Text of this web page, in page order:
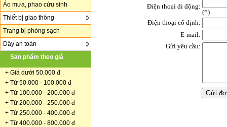
Áo mưa, phao cứu sinh
Thiết bị giao thông
Trang bị phòng sạch
Dây an toàn
Sản phẩm theo giá
+ Giá dưới 50.000 đ
+ Từ 50.000 - 100.000 đ
+ Từ 100.000 - 200.000 đ
+ Từ 200.000 - 250.000 đ
+ Từ 250.000 - 400.000 đ
+ Từ 400.000 - 800.000 đ
Điện thoại di động:
(*)
Điện thoại cố định:
E-mail:
Gửi yêu cầu: